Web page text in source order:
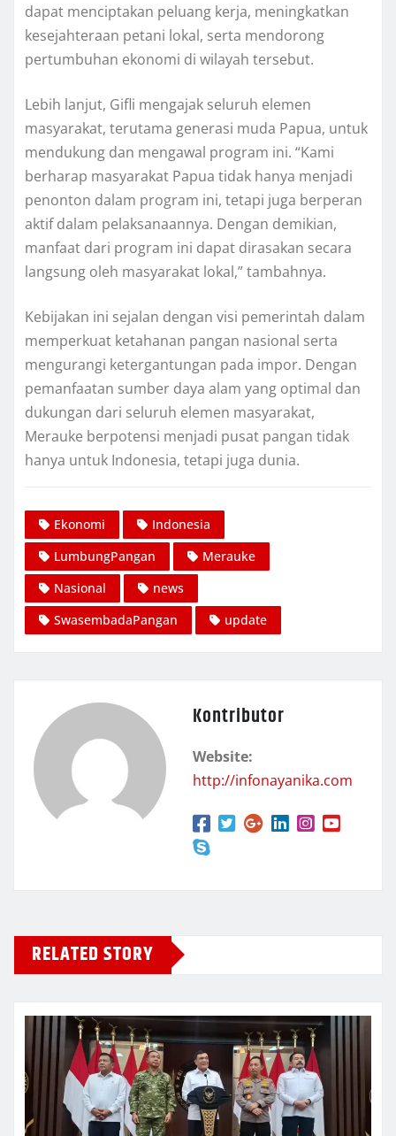
dapat menciptakan peluang kerja, meningkatkan
kesejahteraan petani lokal, serta mendorong
pertumbuhan ekonomi di wilayah tersebut.
Lebih lanjut, Gifli mengajak seluruh elemen
masyarakat, terutama generasi muda Papua, untuk
mendukung dan mengawal program ini. “Kami
berharap masyarakat Papua tidak hanya menjadi
penonton dalam program ini, tetapi juga berperan
aktif dalam pelaksanaannya. Dengan demikian,
manfaat dari program ini dapat dirasakan secara
langsung oleh masyarakat lokal,” tambahnya.
Kebijakan ini sejalan dengan visi pemerintah dalam
memperkuat ketahanan pangan nasional serta
mengurangi ketergantungan pada impor. Dengan
pemanfaatan sumber daya alam yang optimal dan
dukungan dari seluruh elemen masyarakat,
Merauke berpotensi menjadi pusat pangan tidak
hanya untuk Indonesia, tetapi juga dunia.
Ekonomi
Indonesia
LumbungPangan
Merauke
Nasional
news
SwasembadaPangan
update
Kontributor
Website:
http://infonayanika.com
RELATED STORY